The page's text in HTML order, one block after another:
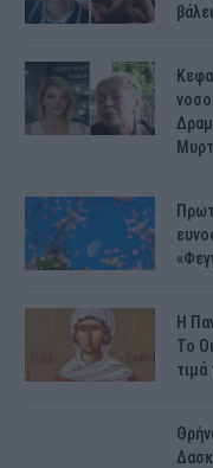
H
Το
τιμά